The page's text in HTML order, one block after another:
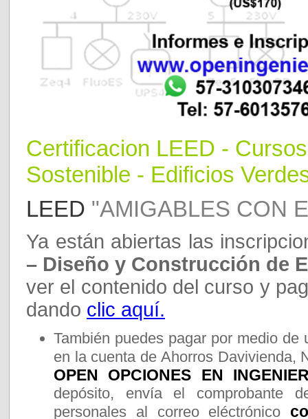
Certificacion LEED -
Sostenible - Edificios
LEED "AMIGABLES CON
Ya están abiertas las
– Diseño y Construcción de
ver el contenido del curso y
dando clic aquí.
También puedes pagar por medio
en la cuenta de Ahorros Davivienda,
OPEN OPCIONES EN
depósito, envía el comprobante
personales al correo eléctrónico